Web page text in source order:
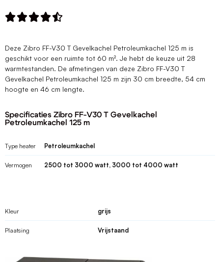

Deze Zibro FF-V30 T Gevelkachel Petroleumkachel 125 m is
geschikt voor een ruimte tot 60 m². Je hebt de keuze uit 28
warmtestanden. De afmetingen van deze Zibro FF-V30 T
Gevelkachel Petroleumkachel 125 m zijn 30 cm breedte, 54 cm
hoogte en 46 cm lengte.
Specificaties Zibro FF-V30 T Gevelkachel
Petroleumkachel 125 m
Type heater Petroleumkachel
Vermogen 2500 tot 3000 watt, 3000 tot 4000 watt
Kleur grijs
Plaatsing Vrijstaand